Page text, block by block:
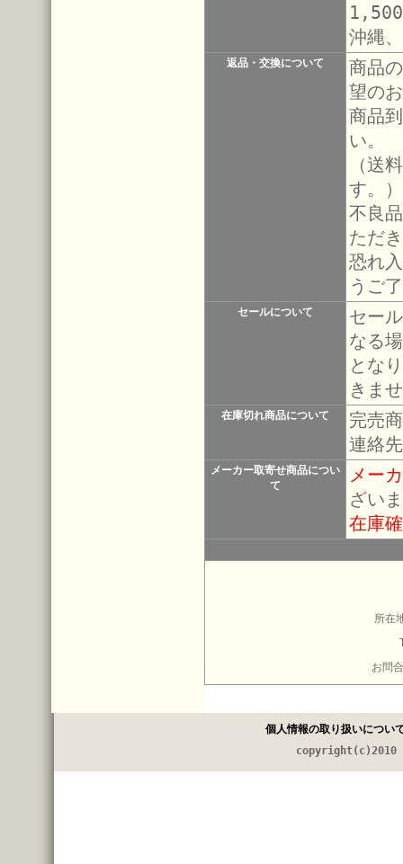
沖縄
返品・交換について
商品
望の
商品
い。
（送
す。）
不良
ただ
恐れ
うご
セールについて
セー
なる
とな
きま
在庫切れ商品について
完売
連絡
メーカー取寄せ商品につい
て
メー
ざい
在庫
所在
お問
個人情報の取り扱いについ